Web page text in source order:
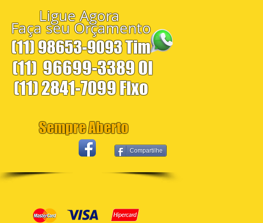
Ligue Agora
Faça seu Orçamento
(11) 98653-9093 Tim
(11) 96699-3389 Oi
(11) 2841-7099 Fixo
Sempre Aberto
Compartilhe